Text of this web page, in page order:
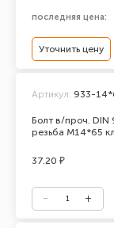
последняя цена:
Уточнить цену
Болт в/проч.
резьба М14*65
Артикул: 933-
37.20 ₽